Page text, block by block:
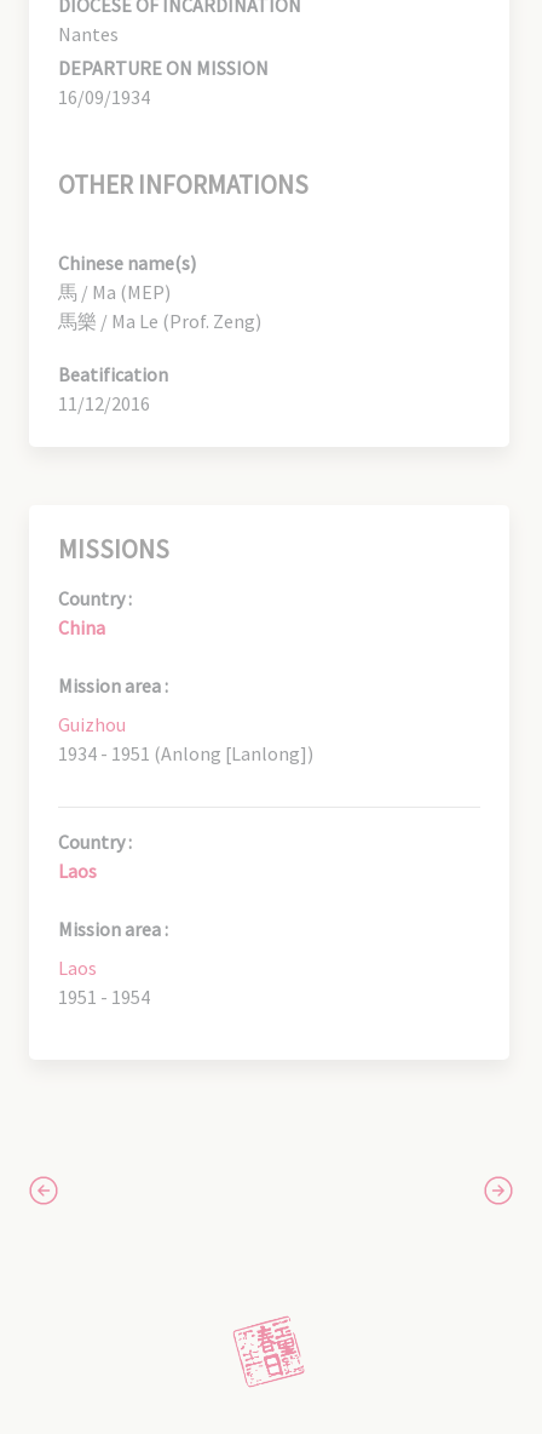
Nantes
DEPARTURE ON MISSION
16/09/1934
OTHER INFORMATIONS
Chinese name(s)
馬 / Ma (MEP)
馬樂 / Ma Le (Prof. Zeng)
Beatification
11/12/2016
MISSIONS
Country :
China
Mission area :
Guizhou
1934 - 1951 (Anlong [Lanlong])
Country :
Laos
Mission area :
Laos
1951 - 1954